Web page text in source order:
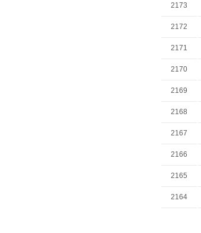
2173
2172
2171
2170
2169
2168
2167
2166
2165
2164